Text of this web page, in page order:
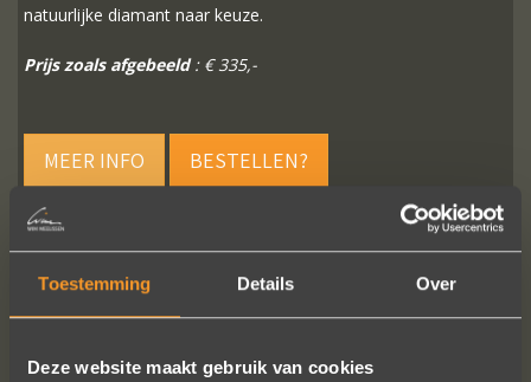
Toestemming Details Over
Deze website maakt gebruik van cookies
natuurlijke diamant naar keuze.
Prijs zoals afgebeeld: € 335,-
MEER INFO BESTELLEN?